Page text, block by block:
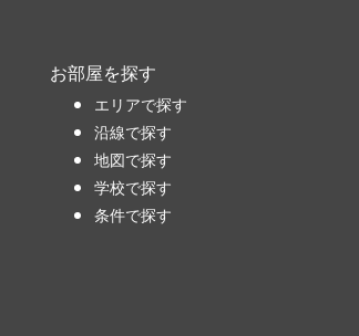
お部屋を探す
エリアで探す
沿線で探す
地図で探す
学校で探す
条件で探す